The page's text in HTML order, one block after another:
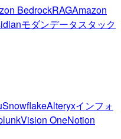
BedrockRAGAmazon
モダンデータスタック
SnowflakeAlteryxインフォ
Vision OneNotion